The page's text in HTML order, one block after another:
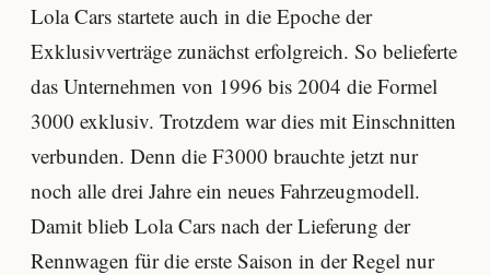
Lola Cars startete auch in die Epoche der
Exklusivverträge zunächst erfolgreich. So belieferte
das Unternehmen von 1996 bis 2004 die Formel
3000 exklusiv. Trotzdem war dies mit Einschnitten
verbunden. Denn die F3000 brauchte jetzt nur
noch alle drei Jahre ein neues Fahrzeugmodell.
Damit blieb Lola Cars nach der Lieferung der
Rennwagen für die erste Saison in der Regel nur